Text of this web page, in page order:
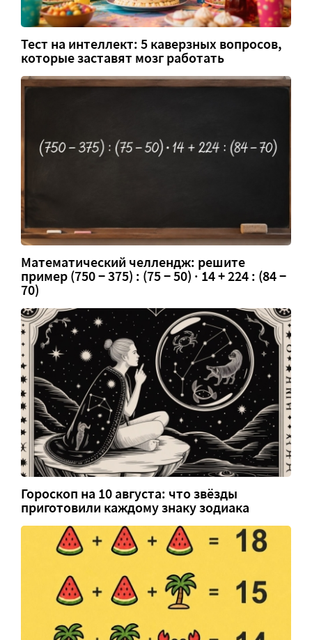
Тест на интеллект: 5 каверзных вопросов,
которые заставят мозг работать
Математический челлендж: решите
пример (750 − 375) : (75 − 50) · 14 + 224 : (84 −
70)
Гороскоп на 10 августа: что звёзды
приготовили каждому знаку зодиака